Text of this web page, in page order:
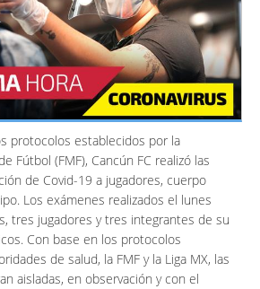
protocolos establecidos por la
Fútbol (FMF), Cancún FC realizó las
de Covid-19 a jugadores, cuerpo
Los exámenes realizados el lunes
tres jugadores y tres integrantes de su
Con base en los protocolos
de salud, la FMF y la Liga MX, las
aisladas, en observación y con el